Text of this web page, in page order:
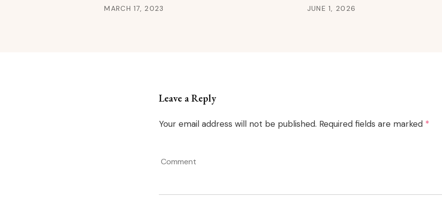
MARCH 17, 2023 JUNE 1, 2026
Leave a Reply
Your email address will not be published. Required fields are marked *